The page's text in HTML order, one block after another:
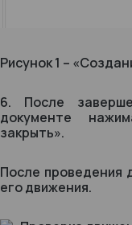
Рисунок 1 –
6. После
документе
закрыть».
После проведения
его движения.